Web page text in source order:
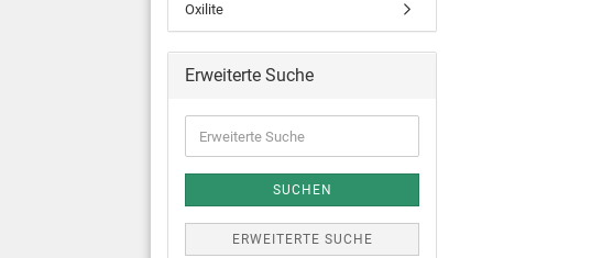
Oxilite
Erweiterte Suche
SUCHEN
ERWEITERTE SUCHE